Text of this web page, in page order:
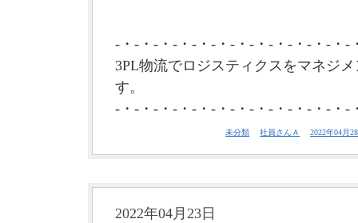
-・-・-・-・-・-・-・-・-・-・-・-・-
3PL物流でロジスティクスをマネジ
す。
-・-・-・-・-・-・-・-・-・-・-・-・-
未分類 社員さんＡ 2022年04月
2022年04月23日